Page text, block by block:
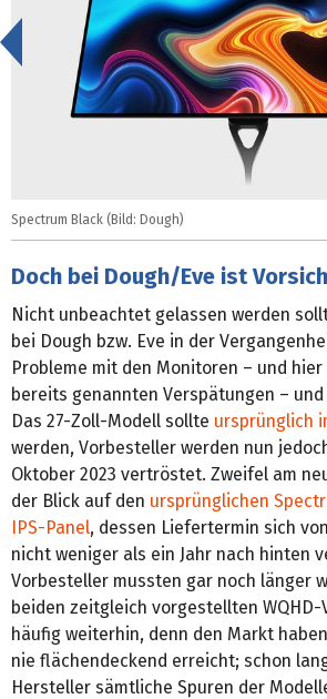
Spectrum Black (Bild: Dough)
<
Doch bei Dough/Eve ist
Nicht unbeachtet gelassen werden
bei Dough bzw. Eve in der
Probleme mit den Monitoren – und
bereits genannten Verspätungen –
Das 27-Zoll-Modell sollte ursprünglich
werden, Vorbesteller werden nun
Oktober 2023 vertröstet. Zweifel am
der Blick auf den ursprünglichen
IPS-Panel, dessen Liefertermin sich
nicht weniger als ein Jahr nach hinten
Vorbesteller mussten gar noch länger
beiden zeitgleich vorgestellten
häufig weiterhin, denn den Markt
nie flächendeckend erreicht; schon
Hersteller sämtliche Spuren der